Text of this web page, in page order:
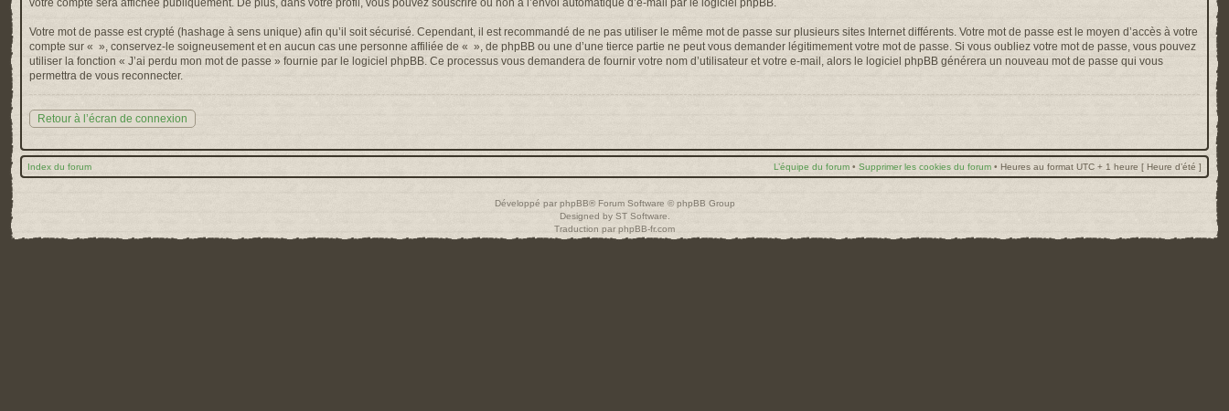
votre compte sera affichée publiquement. De plus, dans votre profil, vous pouvez souscrire ou non à l’envoi automatique d’e-mail par le logiciel phpBB.
Votre mot de passe est crypté (hashage à sens unique) afin qu’il soit sécurisé. Cependant, il est recommandé de ne pas utiliser le même mot de passe sur plusieurs sites Internet différents. Votre mot de passe est le moyen d’accès à votre
compte sur « », conservez-le soigneusement et en aucun cas une personne affiliée de « », de phpBB ou une d’une tierce partie ne peut vous demander légitimement votre mot de passe. Si vous oubliez votre mot de passe, vous pouvez
utiliser la fonction « J’ai perdu mon mot de passe » fournie par le logiciel phpBB. Ce processus vous demandera de fournir votre nom d’utilisateur et votre e-mail, alors le logiciel phpBB générera un nouveau mot de passe qui vous
permettra de vous reconnecter.
Retour à l’écran de connexion
Index du forum L’équipe du forum • Supprimer les cookies du forum • Heures au format UTC + 1 heure [ Heure d’été ]
Développé par phpBB® Forum Software © phpBB Group
Designed by ST Software
Traduction par phpBB-fr.com